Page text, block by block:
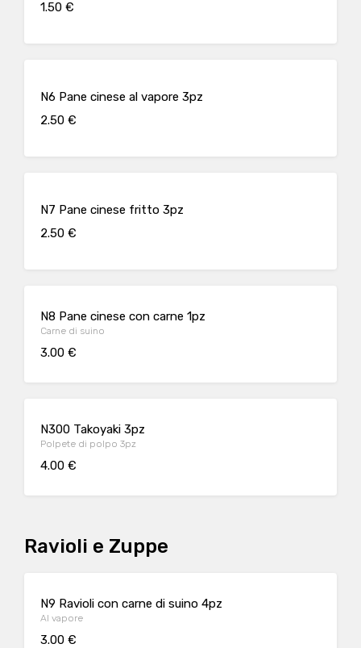
1.50 €
N6 Pane cinese al vapore 3pz
2.50 €
N7 Pane cinese fritto 3pz
2.50 €
N8 Pane cinese con carne 1pz
Carne di suino
3.00 €
N300 Takoyaki 3pz
Polpete di polpo 3pz
4.00 €
Ravioli e Zuppe
N9 Ravioli con carne di suino 4pz
Al vapore
3.00 €